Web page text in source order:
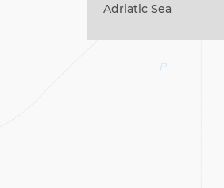
Adriatic Sea